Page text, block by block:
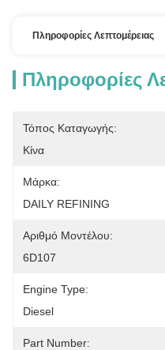
Πληροφορίες Λεπτομέρειας
Πληροφορίες
Τόπος Καταγωγής:
Κίνα
Μάρκα:
DAILY REFINING
Αριθμό Μοντέλου:
6D107
Engine Type:
Diesel
Part Number: